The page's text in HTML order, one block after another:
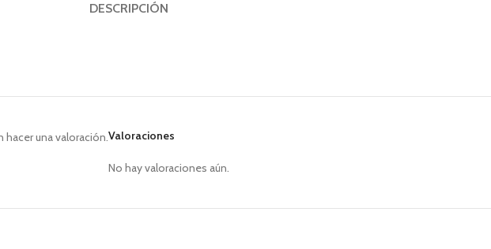
DESCRIPCIÓN
Valoraciones
No hay valoraciones aún.
una valoración.